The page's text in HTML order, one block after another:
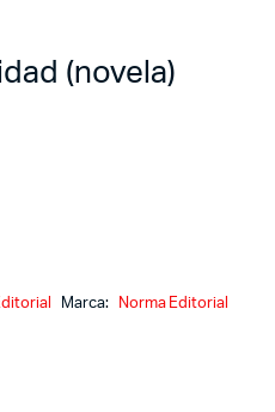
(novela)
Marca: Norma Editorial